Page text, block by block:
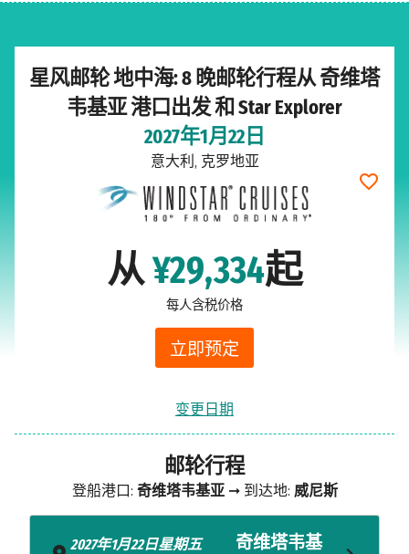
星风邮轮 地中海: 8 晚邮轮行程从 奇维塔
韦基亚 港口出发 和 Star Explorer
2027年1月22日
意大利, 克罗地亚
从¥29,334起
每人含税价格
立即预定
变更日期
邮轮行程
登船港口: 奇维塔韦基亚➞ 到达地: 威尼斯
2027年1月22日星期五
奇维塔韦基